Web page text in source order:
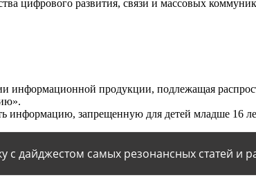
цифрового развития, связи и массовых
информационной продукции, подлежащая
информацию, запрещенную для детей младше 16
с дайджестом самых резонансных статей и